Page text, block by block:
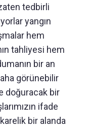
tedbirli
yangın
hem
tahliyesi hem
bir an
görünebilir
doğuracak bir
ifade
bir alanda